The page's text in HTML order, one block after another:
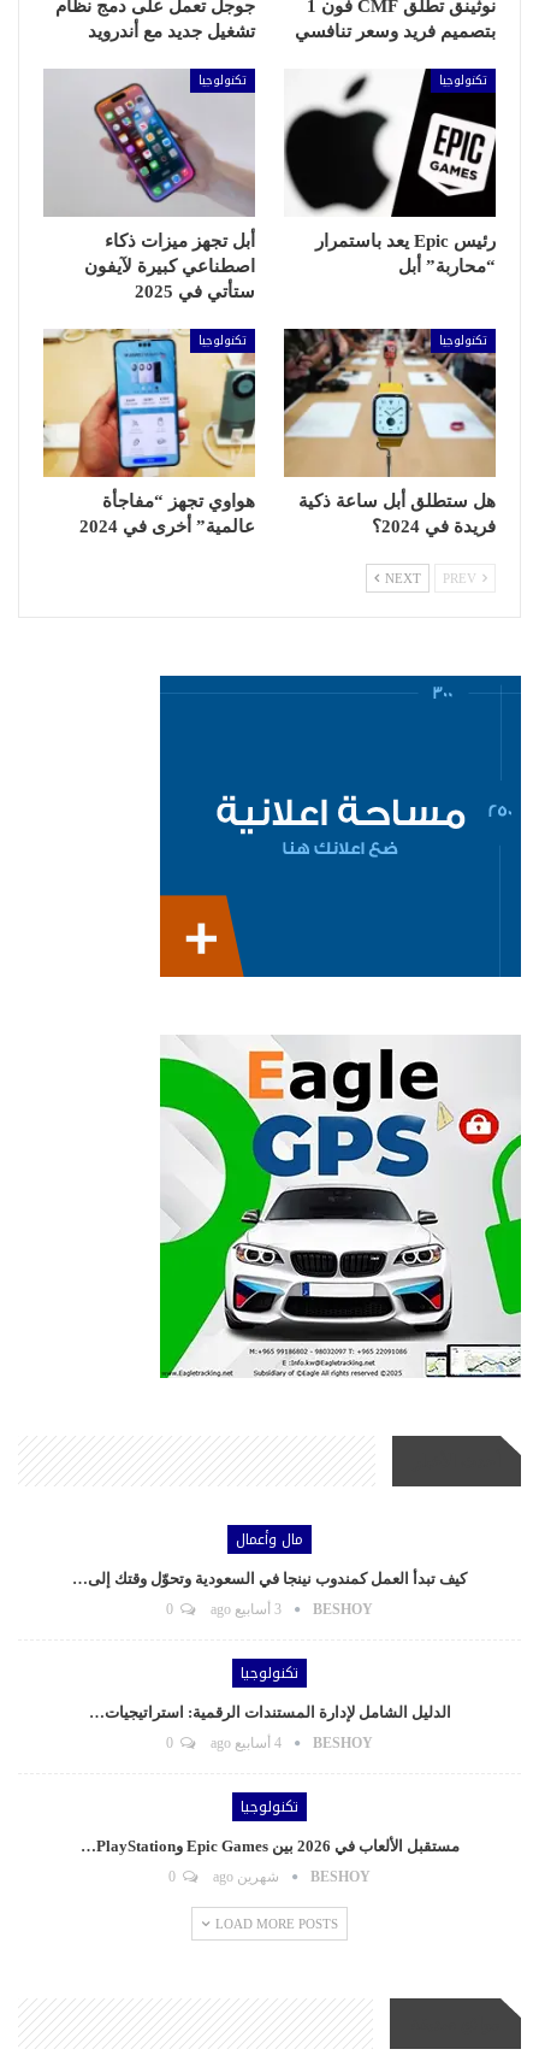
نوثينق تطلق CMF فون 1
بتصميم فريد وسعر تنافسي
جوجل تعمل على دمج نظام
تشغيل جديد مع أندرويد
تكنولوجيا
رئيس Epic يعد باستمرار
“محاربة” أبل
تكنولوجيا
أبل تجهز ميزات ذكاء
اصطناعي كبيرة لآيفون
ستأتي في 2025
تكنولوجيا
هل ستطلق أبل ساعة ذكية
فريدة في 2024؟
تكنولوجيا
هواوي تجهز “مفاجأة
عالمية” أخرى في 2024
NEXT
مال وأعمال
كيف تبدأ العمل كمندوب نينجا في السعودية وتحوّل وقتك إلى…
BESHOY 3 أسابيع ago
تكنولوجيا
الدليل الشامل لإدارة المستندات الرقمية: استراتيجيات…
BESHOY 4 أسابيع ago
تكنولوجيا
مستقبل الألعاب في 2026 بين Epic Games وPlayStation…
BESHOY شهرين ago
LOAD MORE POSTS